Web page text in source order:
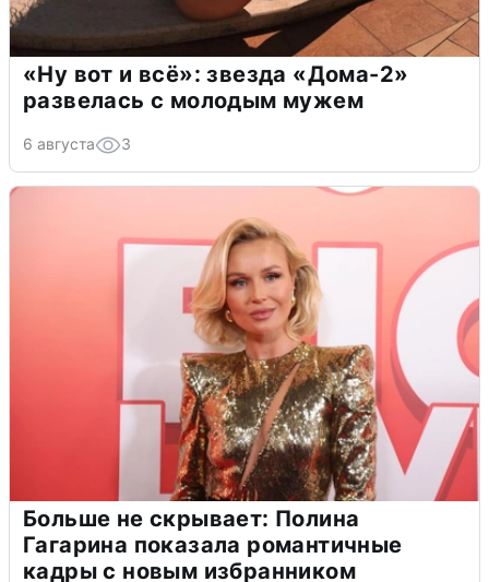
«Ну вот и всё»: звезда «Дома-2»
развелась с молодым мужем
6 августа 3
Больше не скрывает: Полина
Гагарина показала романтичные
кадры с новым избранником